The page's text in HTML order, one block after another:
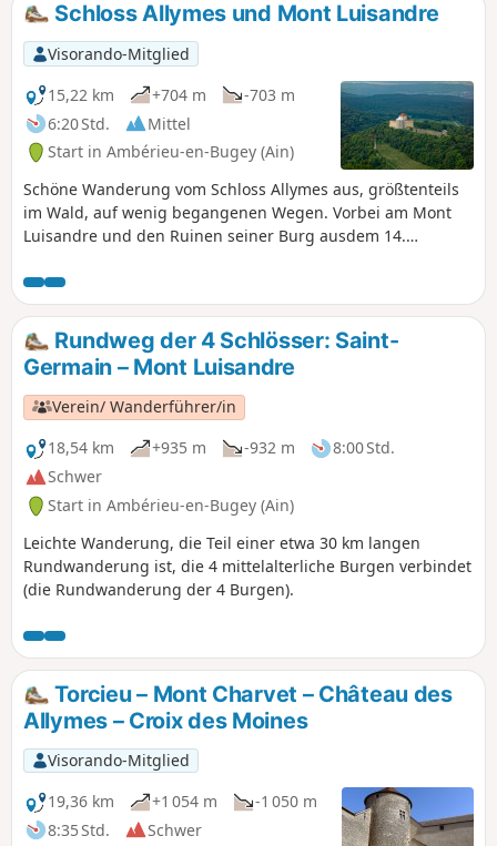
Schloss Allymes und Mont Luisandre
Visorando-Mitglied
15,22 km
+704 m
-703 m
6:20 Std.
Mittel
Start in Ambérieu-en-Bugey (Ain)
Schöne Wanderung vom Schloss Allymes aus, größtenteils
im Wald, auf wenig begangenen Wegen. Vorbei am Mont
Luisandre und den Ruinen seiner Burg ausdem 14.
und die Ebene von Ambérieu. Natürlich haben Sie die
Möglichkeit, am Ende der Wanderung das Schloss Allymes
zu besichtigen.
Rundweg der 4 Schlösser: Saint-
Germain – Mont Luisandre
Verein/ Wanderführer/in
18,54 km
+935 m -932 m
8:00 Std.
Schwer
Start in Ambérieu-en-Bugey (Ain)
Leichte Wanderung, die Teil einer etwa 30 km langen
Rundwanderung ist, die 4 mittelalterliche Burgen verbindet
(die Rundwanderung der 4 Burgen).
Torcieu – Mont Charvet – Château des
Allymes – Croix des Moines
Visorando-Mitglied
19,36 km
+1 054 m
-1 050 m
8:35 Std.
Schwer